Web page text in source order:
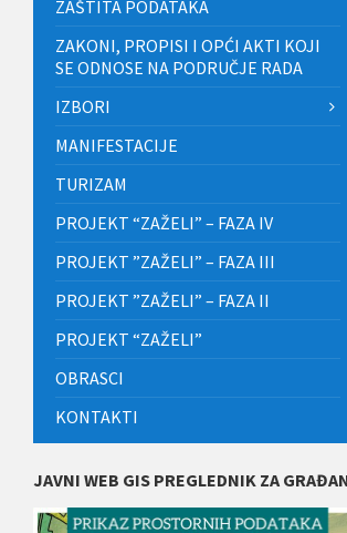
ZAŠTITA PODATAKA
ZAKONI, PROPISI I OPĆI AKTI KOJI
SE ODNOSE NA PODRUČJE RADA
IZBORI
MANIFESTACIJE
TURIZAM
PROJEKT “ZAŽELI” – FAZA IV
PROJEKT ”ZAŽELI” – FAZA III
PROJEKT ”ZAŽELI” – FAZA II
PROJEKT “ZAŽELI”
OBRASCI
KONTAKTI
JAVNI WEB GIS PREGLEDNIK ZA